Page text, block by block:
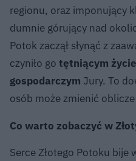
regionu, oraz imponujący
dumnie górujący nad
Potok zaczął słynąć z
czyniło go tętniącym
gospodarczym Jury. To
osób może zmienić
Co warto zobaczyć w
Serce Złotego Potoku bije